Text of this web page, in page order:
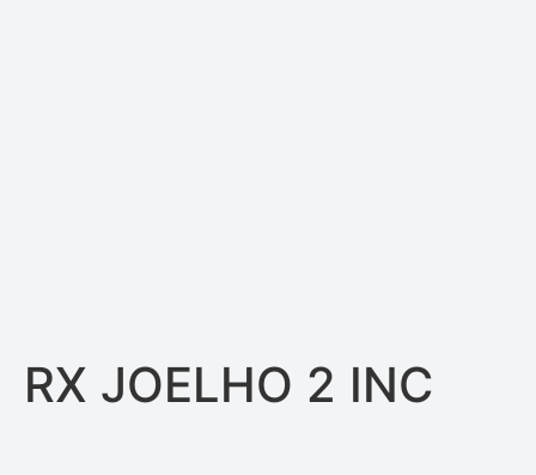
RX JOELHO 2 INC